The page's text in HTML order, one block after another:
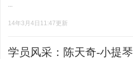
...
14年3月4日11:47更新
学员风采：陈天奇-小提琴